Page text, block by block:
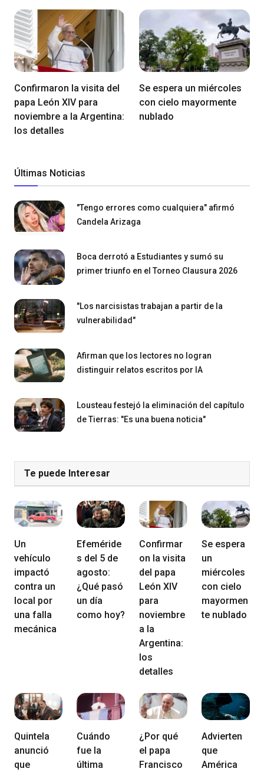
Confirmaron la visita del
papa León XIV para
noviembre a la Argentina:
los detalles
Se espera un miércoles
con cielo mayormente
nublado
Últimas Noticias
"Tengo errores como cualquiera" afirmó
Candela Arizaga
Boca derrotó a Estudiantes y sumó su
primer triunfo en el Torneo Clausura 2026
"Los narcisistas trabajan a partir de la
vulnerabilidad"
Afirman que los lectores no logran
distinguir relatos escritos por IA
Lousteau festejó la eliminación del capítulo
de Tierras: "Es una buena noticia"
Te puede Interesar
Un
vehículo
impactó
contra un
local por
una falla
mecánica
Efeméride
s del 5 de
agosto:
¿Qué pasó
un día
como hoy?
Confirmar
on la visita
del papa
León XIV
para
noviembre
a la
Argentina:
los
detalles
Se espera
un
miércoles
con cielo
mayormen
te nublado
Quintela
anunció
que
Cuándo
fue la
última
¿Por qué
el papa
Francisco
Advierten
que
América